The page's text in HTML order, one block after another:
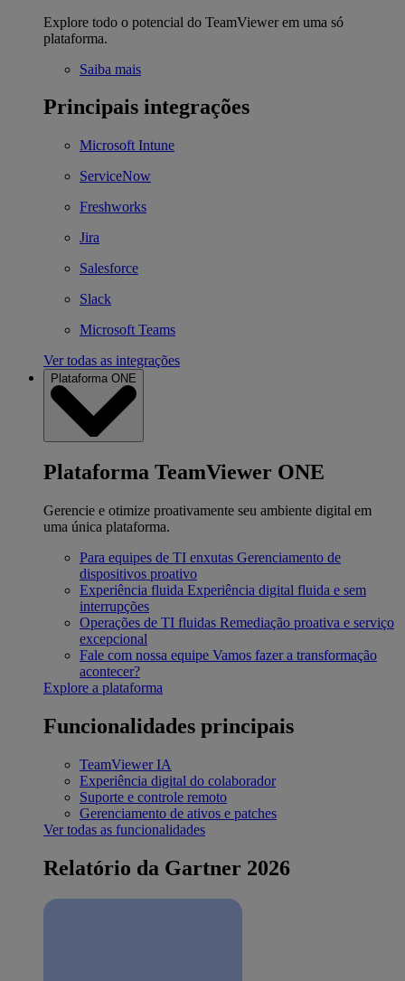
Explore todo o potencial do TeamViewer em uma só
plataforma.
Saiba mais
Principais integrações
Microsoft Intune
ServiceNow
Freshworks
Jira
Salesforce
Slack
Microsoft Teams
Ver todas as integrações
Plataforma ONE
Plataforma TeamViewer ONE
Gerencie e otimize proativamente seu ambiente digital em
uma única plataforma.
Para equipes de TI enxutas Gerenciamento de
dispositivos proativo
Experiência fluida Experiência digital fluida e sem
interrupções
Operações de TI fluidas Remediação proativa e serviço
excepcional
Fale com nossa equipe Vamos fazer a transformação
acontecer?
Explore a plataforma
Funcionalidades principais
TeamViewer IA
Experiência digital do colaborador
Suporte e controle remoto
Gerenciamento de ativos e patches
Ver todas as funcionalidades
Relatório da Gartner 2026